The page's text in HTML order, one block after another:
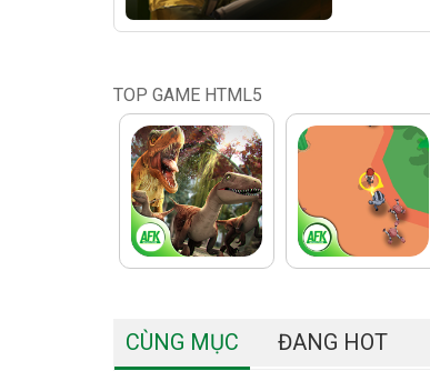
TOP GAME HTML5
CÙNG MỤC ĐANG HOT